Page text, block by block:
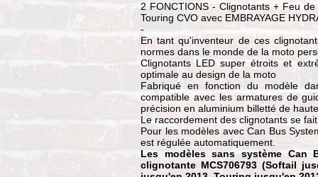
2 FONCTIONS - Clignotants + Feu
Touring CVO avec EMBRAYAGE
-
En tant qu'inventeur de ces
normes dans le monde de la moto
Clignotants LED super étroits et
optimale au design de la moto
Fabriqué en fonction du modèle
compatible avec les armatures de
précision en aluminium billetté de
Le raccordement des clignotants se
Pour les modèles avec Can Bus
est régulée automatiquement.
Les modèles sans système Can
clignotante MCS706793 (Softail